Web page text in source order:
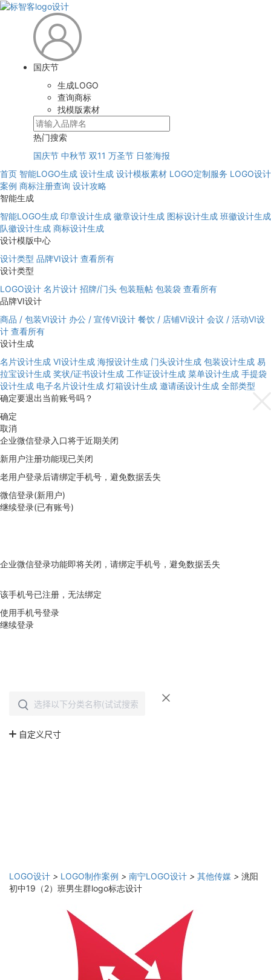
国庆节
生成LOGO
查询商标
找模版素材
热门搜索
国庆节 中秋节 双11 万圣节 日签海报
首页 智能LOGO生成 设计生成 设计模板素材 LOGO定制服务 LOGO设计
案例 商标注册查询 设计攻略
智能生成
智能LOGO生成 印章设计生成 徽章设计生成 图标设计生成 班徽设计生成
队徽设计生成 商标设计生成
设计模版中心
设计类型 品牌VI设计 查看所有
设计类型
LOGO设计 名片设计 招牌/门头 包装瓶帖 包装袋 查看所有
品牌VI设计
商品 / 包装VI设计 办公 / 宣传VI设计 餐饮 / 店铺VI设计 会议 / 活动VI设
计 查看所有
设计生成
名片设计生成 VI设计生成 海报设计生成 门头设计生成 包装设计生成 易
拉宝设计生成 奖状/证书设计生成 工作证设计生成 菜单设计生成 手提袋
设计生成 电子名片设计生成 灯箱设计生成 邀请函设计生成 全部类型
确定要退出当前账号吗？
确定
取消
企业微信登录入口将于近期关闭
新用户注册功能现已关闭
老用户登录后请绑定手机号，避免数据丢失
微信登录(新用户)
继续登录(已有账号)
企业微信登录功能即将关闭，请绑定手机号，避免数据丢失
该手机号已注册，无法绑定
使用手机号登录
继续登录
LOGO设计 > LOGO制作案例 > 南宁LOGO设计 > 其他传媒 > 洮阳
初中19（2）班男生群logo标志设计